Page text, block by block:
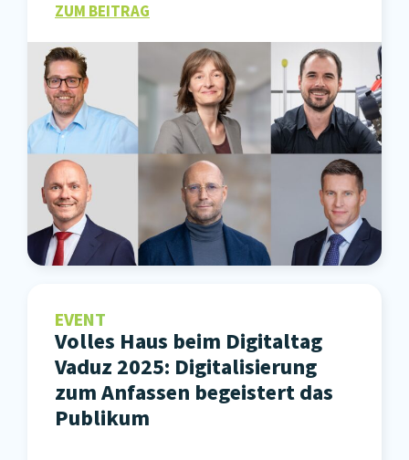
ZUM BEITRAG
EVENT
Volles Haus beim Digitaltag
Vaduz 2025: Digitalisierung
zum Anfassen begeistert das
Publikum